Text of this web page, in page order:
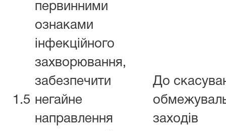
1.5
первинними
ознаками
інфекційного
захворювання,
забезпечити
негайне
направлення
До
заходів